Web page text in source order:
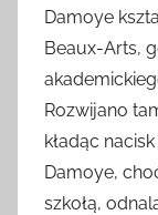
Damoye
Beaux-Arts,
Rozwijano
kładąc
Damoye,
szkołą,